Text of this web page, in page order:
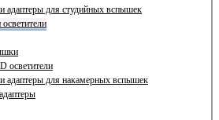
адаптеры для студийных вспышек
осветители
адаптеры для накамерных вспышек